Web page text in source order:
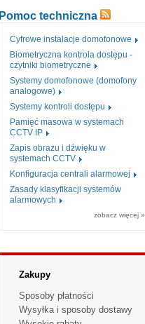
Pomoc techniczna
Cyfrowe instalacje domofonowe
Biometryczna kontrola dostępu -
czytniki biometryczne
Systemy domofonowe (domofony
analogowe)
Systemy kontroli dostępu
Pamięć masowa w systemach
CCTV IP
Zapis obrazu i dźwięku w
systemach CCTV
Konfiguracja centrali alarmowej
Zasady klasyfikacji systemów
alarmowych
zobacz więcej »
Zakupy
Sposoby płatności
Wysyłka i sposoby dostawy